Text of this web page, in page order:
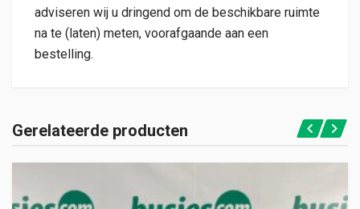
adviseren wij u dringend om de beschikbare ruimte
na te (laten) meten, voorafgaande aan een
bestelling.
Gerelateerde producten